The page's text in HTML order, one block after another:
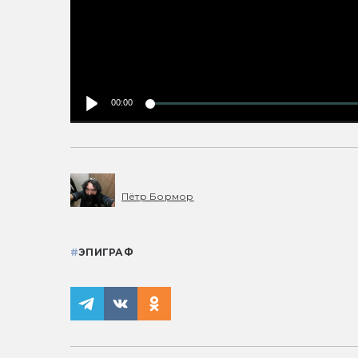
00:00
Пётр Бормор
#ЭПИГРАФ